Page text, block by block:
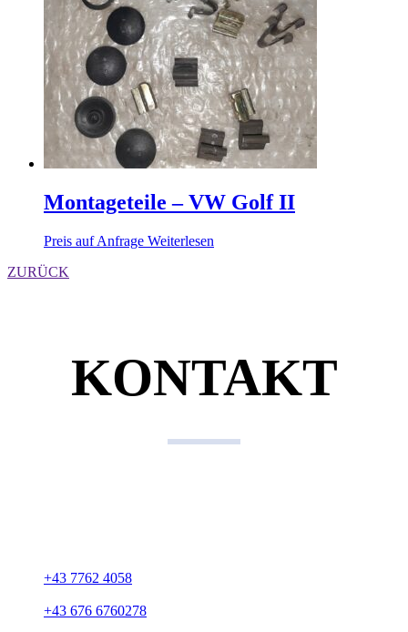
Montageteile – VW Golf II
Preis auf Anfrage Weiterlesen
ZURÜCK
KONTAKT
+43 7762 4058
+43 676 6760278